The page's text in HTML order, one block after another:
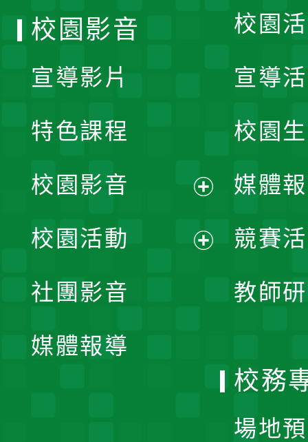
校園
宣導
校園
媒體
競賽
教師
校園影音
宣導影片
特色課程
校園影音
開
校園活動
社團影音
媒體報導
校務
場地